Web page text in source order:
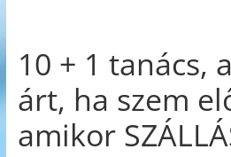
10 + 1 tanács,
árt, ha szem
amikor